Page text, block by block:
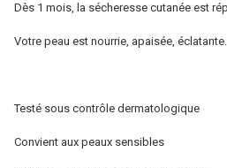
Dès 1 mois, la sécheresse cutanée est
Votre peau est nourrie, apaisée, éclatante.
Testé sous contrôle dermatologique
Convient aux peaux sensibles